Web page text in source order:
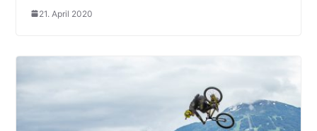
21. April 2020